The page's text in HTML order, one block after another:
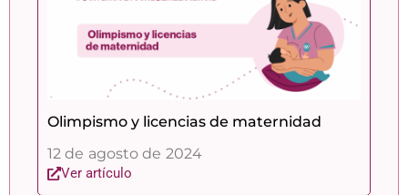
Olimpismo y licencias de maternidad
12 de agosto de 2024
Ver artículo